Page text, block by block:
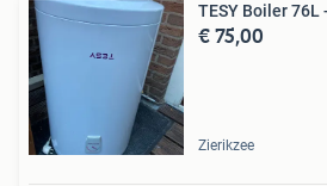
TESY Boiler 76L
€ 75,00
Zierikzee